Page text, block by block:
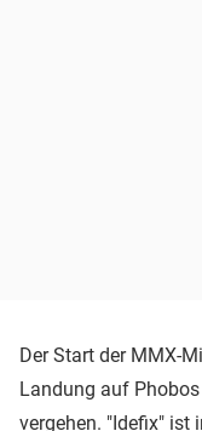
Der Start der MMX-
Landung auf
vergehen. "Idefix" ist